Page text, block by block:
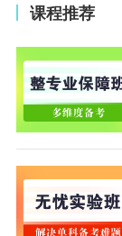
课程推荐